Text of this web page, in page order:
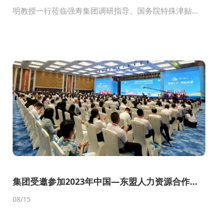
明教授一行莅临强寿集团调研指导。国务院特殊津贴专
集团受邀参加2023年中国—东盟人力资源合作与
开发论坛暨中国—东盟人力资源服务博览会
08/15